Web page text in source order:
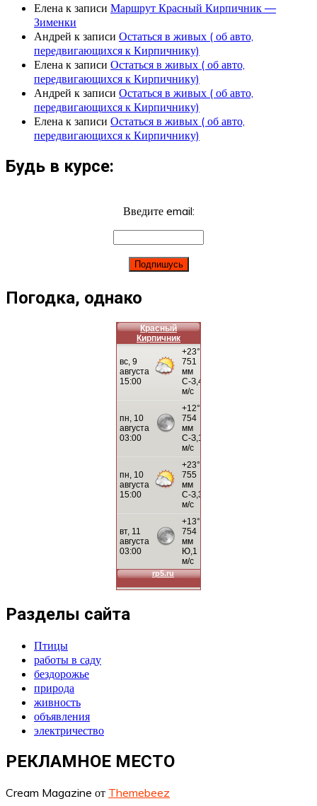
Елена к записи Маршрут Красный Кирпичник —
Зименки
Андрей к записи Остаться в живых ( об авто,
передвигающихся к Кирпичнику)
Елена к записи Остаться в живых ( об авто,
передвигающихся к Кирпичнику)
Андрей к записи Остаться в живых ( об авто,
передвигающихся к Кирпичнику)
Елена к записи Остаться в живых ( об авто,
передвигающихся к Кирпичнику)
Будь в курсе:
Введите email:
Погодка, однако
Красный
Кирпичник
Разделы сайта
Птицы
работы в саду
бездорожье
природа
живность
объявления
электричество
РЕКЛАМНОЕ МЕСТО
Cream Magazine от Themebeez